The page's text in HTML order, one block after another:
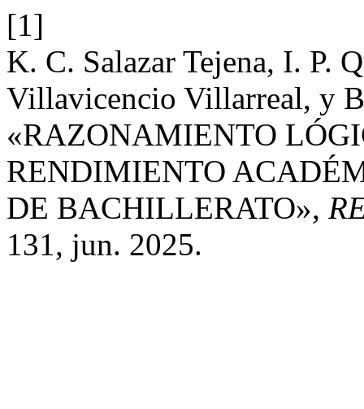
[1]
K. C. Salazar Tejena, I. P.
Villavicencio Villarreal, y
«RAZONAMIENTO
RENDIMIENTO
DE BACHILLERATO»,
131, jun. 2025.